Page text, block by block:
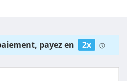
payez en 2x